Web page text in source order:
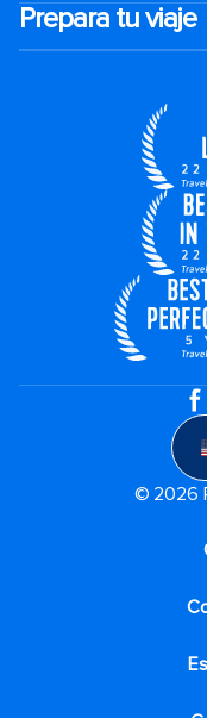
Prepara tu viaje
© 2026